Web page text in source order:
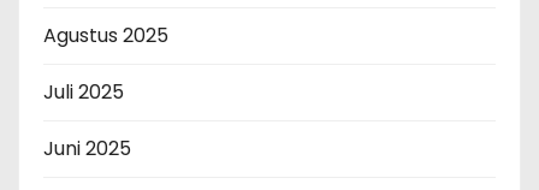
Agustus 2025
Juli 2025
Juni 2025